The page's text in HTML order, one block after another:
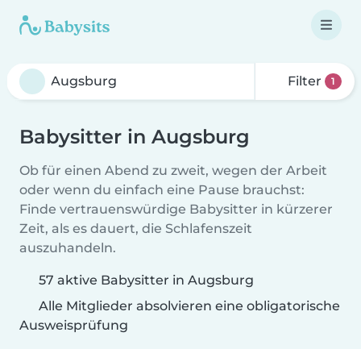
Filter 1
Babysitter in Augsburg
Ob für einen Abend zu zweit, wegen der Arbeit
oder wenn du einfach eine Pause brauchst:
Finde vertrauenswürdige Babysitter in kürzerer
Zeit, als es dauert, die Schlafenszeit
auszuhandeln.
57 aktive Babysitter in Augsburg
Alle Mitglieder absolvieren eine obligatorische
Ausweisprüfung